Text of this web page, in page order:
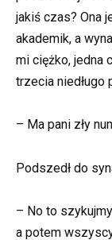
jakiś czas? Ona
akademik, a
mi ciężko, jedna
trzecia niedługo
– Ma pani zły
Podszedł do
– No to
a potem